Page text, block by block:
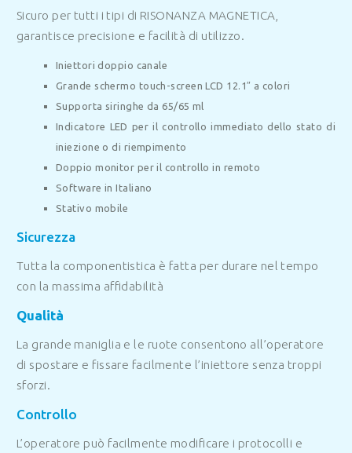
Sicuro per tutti i tipi di RISONANZA MAGNETICA,
garantisce precisione e facilità di utilizzo.
Iniettori doppio canale
Grande schermo touch-screen LCD 12.1″ a colori
Supporta siringhe da 65/65 ml
Indicatore LED per il controllo immediato dello stato di
iniezione o di riempimento
Doppio monitor per il controllo in remoto
Software in Italiano
Stativo mobile
Sicurezza
Tutta la componentistica è fatta per durare nel tempo
con la massima affidabilità
Qualità
La grande maniglia e le ruote consentono all’operatore
di spostare e fissare facilmente l’iniettore senza troppi
sforzi.
Controllo
L’operatore può facilmente modificare i protocolli e